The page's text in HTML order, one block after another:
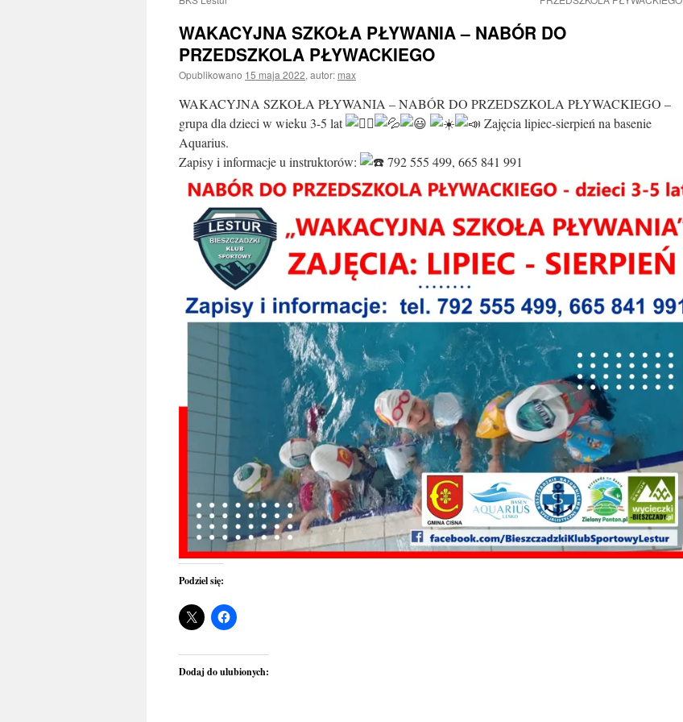
WAKACYJNA SZKOŁA PŁYWANIA – NABÓR DO
PRZEDSZKOLA PŁYWACKIEGO
Opublikowano 15 maja 2022, autor: max
WAKACYJNA SZKOŁA PŁYWANIA – NABÓR DO PRZEDSZKOLA PŁYWACKIEGO –
grupa dla dzieci w wieku 3-5 lat
Zajęcia lipiec-sierpień na basenie
Aquarius.
Zapisy i informacje u instruktorów:
792 555 499, 665 841 991
Podziel się:
Dodaj do ulubionych: